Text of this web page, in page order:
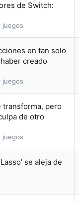
de Switch:
juegos
en tan solo
creado
juegos
transforma, pero
de otro
juegos
se aleja de